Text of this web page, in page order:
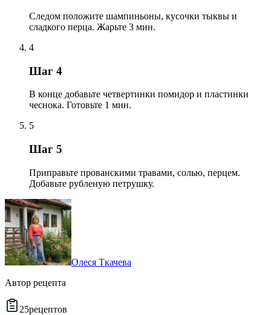
Следом положите шампиньоны, кусочки тыквы и
сладкого перца. Жарьте 3 мин.
4
Шаг 4
В конце добавьте четвертинки помидор и пластинки
чеснока. Готовьте 1 мин.
5
Шаг 5
Приправьте прованскими травами, солью, перцем.
Добавьте рубленую петрушку.
Олеся Ткачева
Автор рецепта
25рецептов